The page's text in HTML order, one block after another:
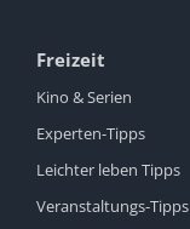
Freizeit
Kino & Serien
Experten-Tipps
Leichter leben Tipps
Veranstaltungs-Tipps